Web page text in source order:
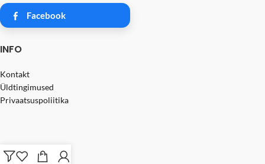
Facebook
INFO
Kontakt
Üldtingimused
Privaatsuspoliitika